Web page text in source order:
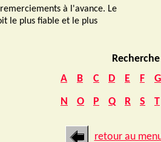
à l'avance. Le
le plus fiable et le plus
A
B C D E F G
N
O P Q R S T
retour au